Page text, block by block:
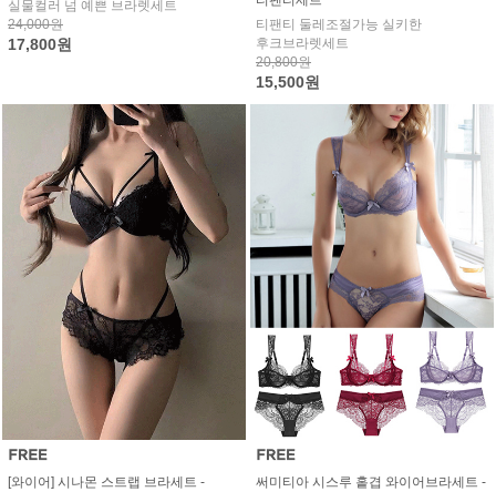
실물컬러 넘 예쁜 브라렛세트
24,000원
17,800원
티팬티 둘레조절가능 실키한
후크브라렛세트
20,800원
15,500원
[와이어] 시나몬 스트랩 브라세트 -
써미티아 시스루 홑겹 와이어브라세트 -